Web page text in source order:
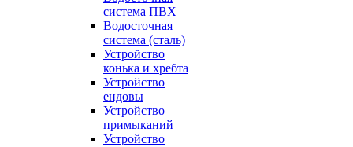
система ПВХ
Водосточная
система (сталь)
Устройство
конька и хребта
Устройство
ендовы
Устройство
примыканий
Устройство